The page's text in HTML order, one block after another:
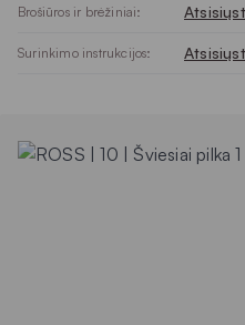
Brošiūros ir brėžiniai:
Surinkimo instrukcijos: